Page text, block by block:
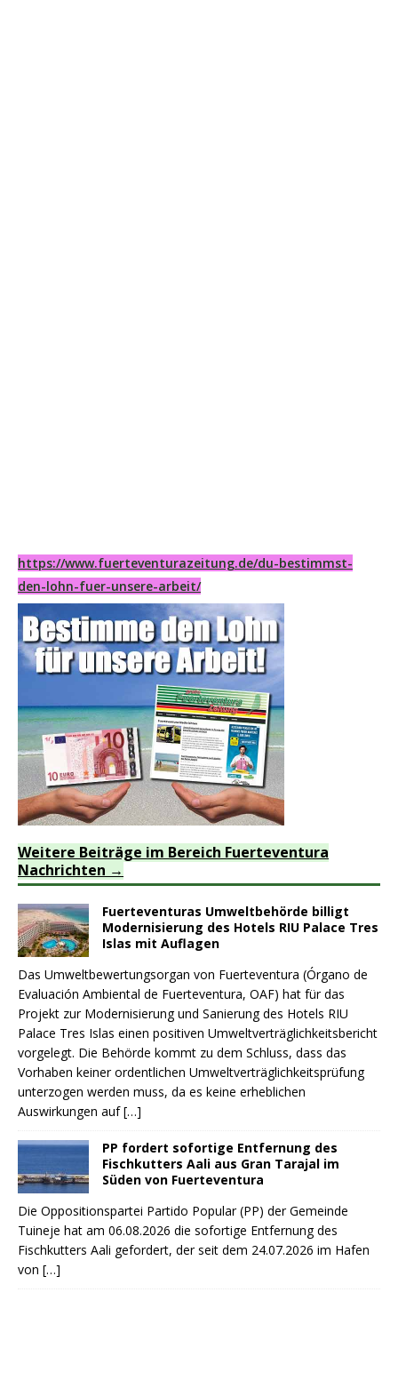
https://www.fuerteventurazeitung.de/du-bestimmst-
den-lohn-fuer-unsere-arbeit/
Weitere Beiträge im Bereich Fuerteventura
Nachrichten
Fuerteventuras Umweltbehörde billigt
Modernisierung des Hotels RIU Palace Tres
Islas mit Auflagen
Das Umweltbewertungsorgan von Fuerteventura (Órgano de
Evaluación Ambiental de Fuerteventura, OAF) hat für das
Projekt zur Modernisierung und Sanierung des Hotels RIU
Palace Tres Islas einen positiven Umweltverträglichkeitsbericht
vorgelegt. Die Behörde kommt zu dem Schluss, dass das
Vorhaben keiner ordentlichen Umweltverträglichkeitsprüfung
unterzogen werden muss, da es keine erheblichen
Auswirkungen auf[…]
PP fordert sofortige Entfernung des
Fischkutters Aali aus Gran Tarajal im
Süden von Fuerteventura
Die Oppositionspartei Partido Popular (PP) der Gemeinde
Tuineje hat am 06.08.2026 die sofortige Entfernung des
Fischkutters Aali gefordert, der seit dem 24.07.2026 im Hafen
von […]